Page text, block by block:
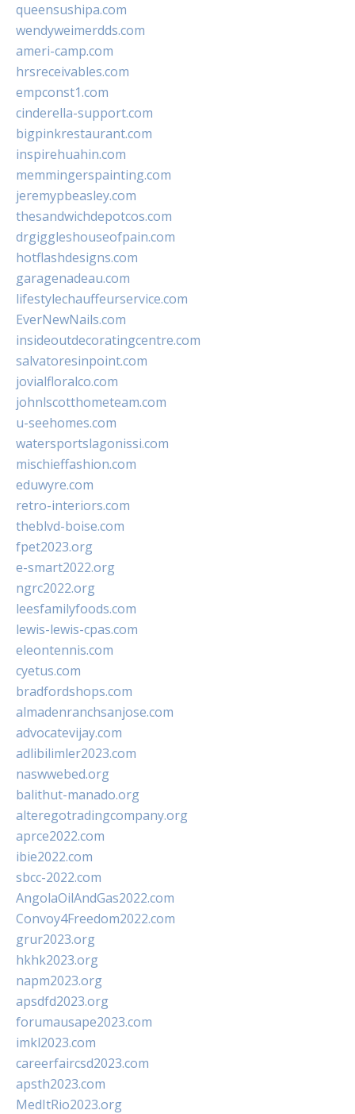
queensushipa.com
wendyweimerdds.com
ameri-camp.com
hrsreceivables.com
empconst1.com
cinderella-support.com
bigpinkrestaurant.com
inspirehuahin.com
memmingerspainting.com
jeremypbeasley.com
thesandwichdepotcos.com
drgiggleshouseofpain.com
hotflashdesigns.com
garagenadeau.com
lifestylechauffeurservice.com
EverNewNails.com
insideoutdecoratingcentre.com
salvatoresinpoint.com
jovialfloralco.com
johnlscotthometeam.com
u-seehomes.com
watersportslagonissi.com
mischieffashion.com
eduwyre.com
retro-interiors.com
theblvd-boise.com
fpet2023.org
e-smart2022.org
ngrc2022.org
leesfamilyfoods.com
lewis-lewis-cpas.com
eleontennis.com
cyetus.com
bradfordshops.com
almadenranchsanjose.com
advocatevijay.com
adlibilimler2023.com
naswwebed.org
balithut-manado.org
alteregotradingcompany.org
aprce2022.com
ibie2022.com
sbcc-2022.com
AngolaOilAndGas2022.com
Convoy4Freedom2022.com
grur2023.org
hkhk2023.org
napm2023.org
apsdfd2023.org
forumausape2023.com
imkl2023.com
careerfaircsd2023.com
apsth2023.com
MedItRio2023.org